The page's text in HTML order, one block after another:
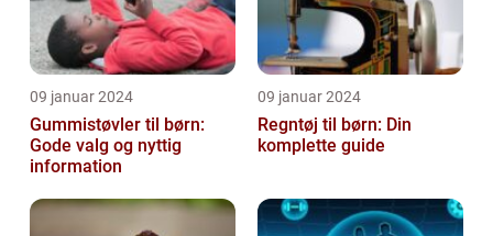
09 januar 2024
Gummistøvler til børn:
Gode valg og nyttig
information
09 januar 2024
Regntøj til børn: Din
komplette guide